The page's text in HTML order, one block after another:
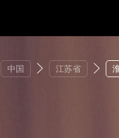
中国 江苏省